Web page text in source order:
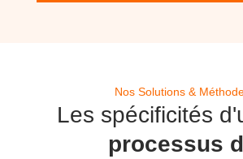
Nos Solutions &
Les spécificités
processus